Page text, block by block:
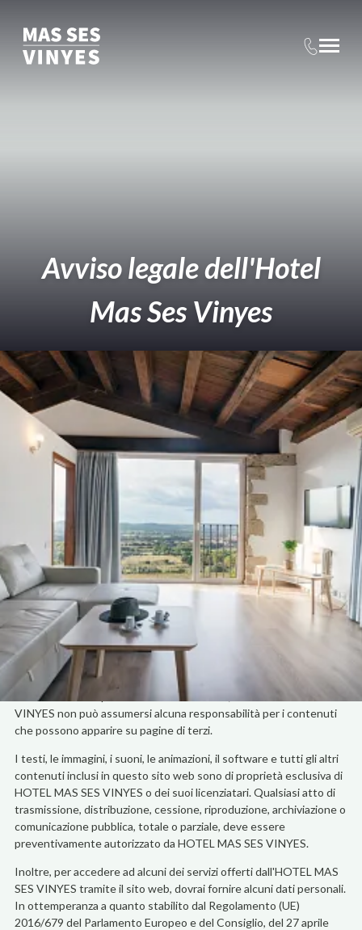
Avviso legale dell'Hotel
Mas Ses Vinyes
Inizio Avviso legale
L'HOTEL MAS SES VINYES, con sede in Camino, Camí ses Vinyes,
15, non si assume alcuna responsabilità derivante dall'uso
scorretto, improprio o illecito delle informazioni presenti sul sito
https://www.massesvinyes.com/
Entro i limiti previsti dalla legge, HOTEL MAS SES VINYES non si
assume alcuna responsabilità derivante dalla mancanza di
veridicità, integrità, aggiornamento e precisione dei dati o delle
informazioni contenute nelle sue pagine Internet.
I contenuti e le informazioni non vincolano HOTEL MAS SES
VINYES né costituiscono opinioni, consigli o consulenza legale di
alcun tipo, poiché si tratta semplicemente di un servizio offerto a
scopo informativo e divulgativo.
Il sito Internet di HOTEL MAS SES VINYES può contenere
collegamenti (link) ad altre pagine di terze parti che HOTEL MAS
SES VINYES non può controllare. Pertanto, HOTEL MAS SES
VINYES non può assumersi alcuna responsabilità per i contenuti
che possono apparire su pagine di terzi.
I testi, le immagini, i suoni, le animazioni, il software e tutti gli altri
contenuti inclusi in questo sito web sono di proprietà esclusiva di
HOTEL MAS SES VINYES o dei suoi licenziatari. Qualsiasi atto di
trasmissione, distribuzione, cessione, riproduzione, archiviazione o
comunicazione pubblica, totale o parziale, deve essere
preventivamente autorizzato da HOTEL MAS SES VINYES.
Inoltre, per accedere ad alcuni dei servizi offerti dall'HOTEL MAS
SES VINYES tramite il sito web, dovrai fornire alcuni dati personali.
In ottemperanza a quanto stabilito dal Regolamento (UE)
2016/679 del Parlamento Europeo e del Consiglio, del 27 aprile